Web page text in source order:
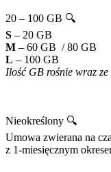
20 – 100 GB 🔍
S – 20 GB
M – 60 GB / 80 GB
L – 100 GB
Ilość GB rośnie wraz ze
Nieokreślony 🔍
Umowa zwierana na
z 1-miesięcznym